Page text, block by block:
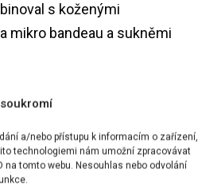
a/nebo přístupu k informacím o zařízení,
technologiemi nám umožní zpracovávat
na tomto webu. Nesouhlas nebo odvolání
s koženými
mikro bandeau a sukněmi
BÝT TROCHU